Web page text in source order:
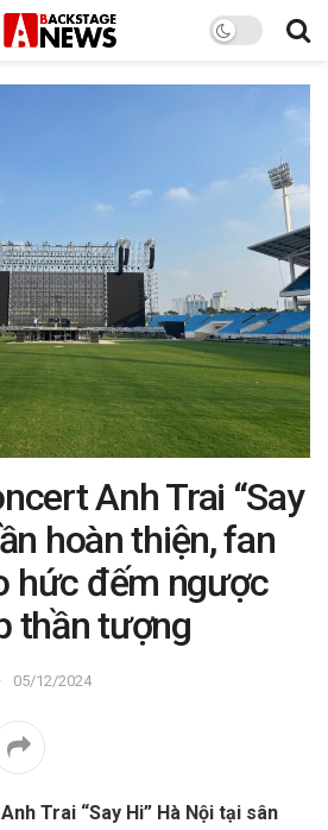
Anh Trai “Say
hoàn thiện, fan
hức đếm ngược
thần tượng
05/12/2024
Trai “Say Hi” Hà Nội tại sân